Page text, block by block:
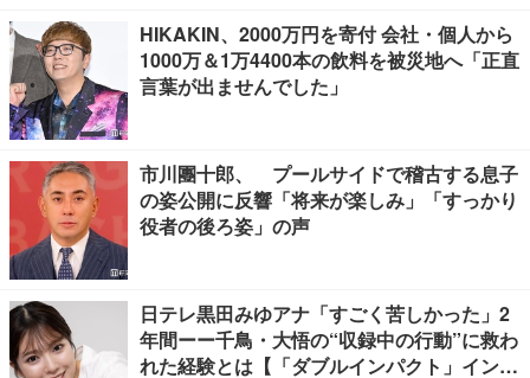
HIKAKIN、2000万円を寄付 会社・個人から
1000万＆1万4400本の飲料を被災地へ「正直
言葉が出ませんでした」
市川團十郎、 プールサイドで稽古する息子
の姿公開に反響「将来が楽しみ」「すっかり
役者の後ろ姿」の声
日テレ黒田みゆアナ「すごく苦しかった」2
年間ーー千鳥・大悟の“収録中の行動”に救わ
れた経験とは【「ダブルインパクト」インタ